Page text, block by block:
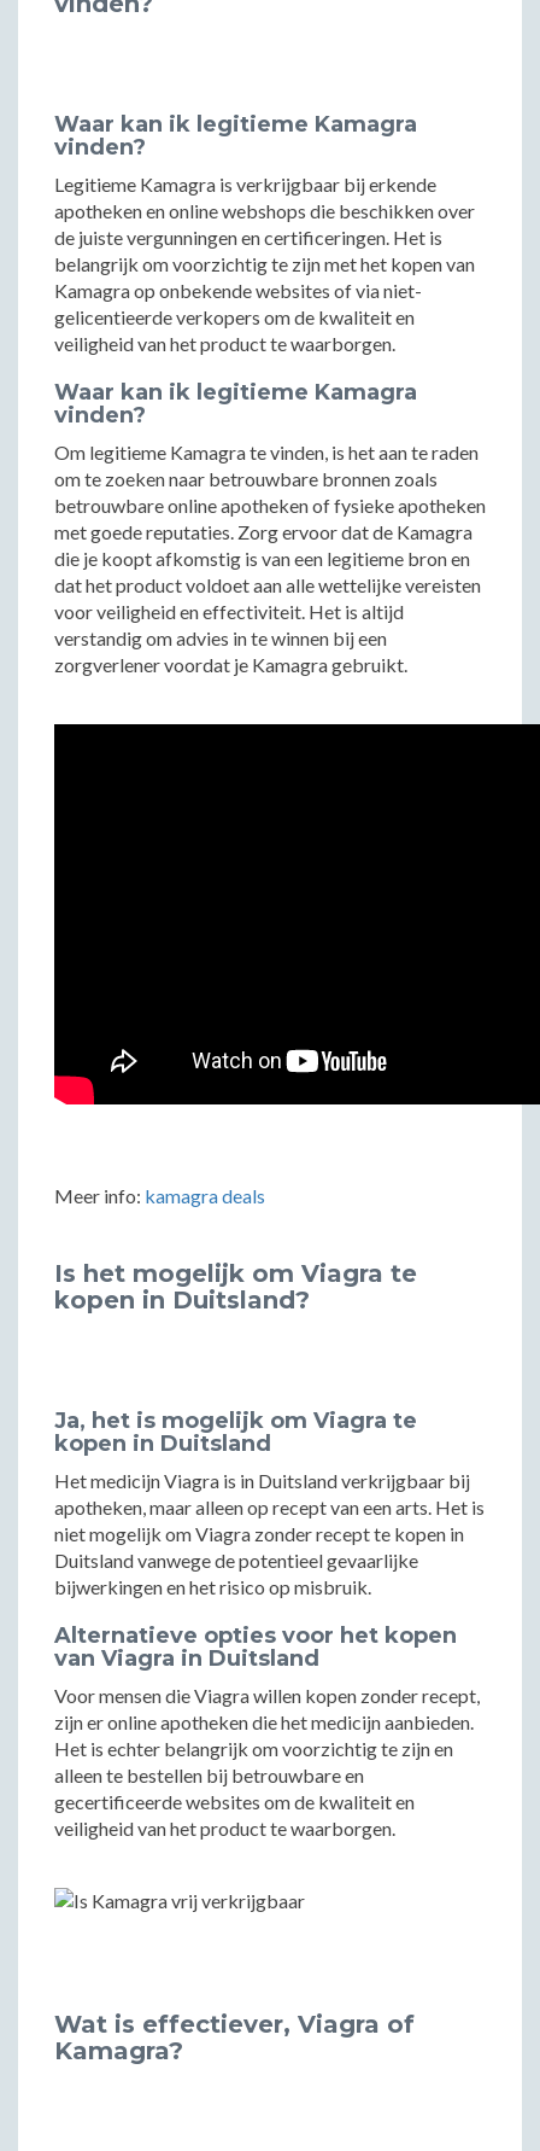
Waar kan ik legitieme Kamagra
vinden?
Legitieme Kamagra is verkrijgbaar bij erkende
apotheken en online webshops die beschikken over
de juiste vergunningen en certificeringen. Het is
belangrijk om voorzichtig te zijn met het kopen van
Kamagra op onbekende websites of via niet-
gelicentieerde verkopers om de kwaliteit en
veiligheid van het product te waarborgen.
Waar kan ik legitieme Kamagra
vinden?
Om legitieme Kamagra te vinden, is het aan te raden
om te zoeken naar betrouwbare bronnen zoals
betrouwbare online apotheken of fysieke apotheken
met goede reputaties. Zorg ervoor dat de Kamagra
die je koopt afkomstig is van een legitieme bron en
dat het product voldoet aan alle wettelijke vereisten
voor veiligheid en effectiviteit. Het is altijd
verstandig om advies in te winnen bij een
zorgverlener voordat je Kamagra gebruikt.
Meer info: kamagra deals
Is het mogelijk om Viagra te
kopen in Duitsland?
Ja, het is mogelijk om Viagra te
kopen in Duitsland
Het medicijn Viagra is in Duitsland verkrijgbaar bij
apotheken, maar alleen op recept van een arts. Het is
niet mogelijk om Viagra zonder recept te kopen in
Duitsland vanwege de potentieel gevaarlijke
bijwerkingen en het risico op misbruik.
Alternatieve opties voor het kopen
van Viagra in Duitsland
Voor mensen die Viagra willen kopen zonder recept,
zijn er online apotheken die het medicijn aanbieden.
Het is echter belangrijk om voorzichtig te zijn en
alleen te bestellen bij betrouwbare en
gecertificeerde websites om de kwaliteit en
veiligheid van het product te waarborgen.
Wat is effectiever, Viagra of
Kamagra?